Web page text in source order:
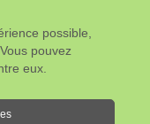
possible,
pouvez
eux.